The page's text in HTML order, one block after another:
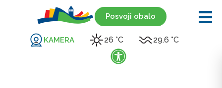
Posvoji obalo
KAMERA 26 °C 29.6 °C